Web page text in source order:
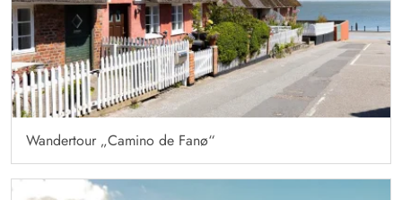
Wandertour „Camino de Fanø“